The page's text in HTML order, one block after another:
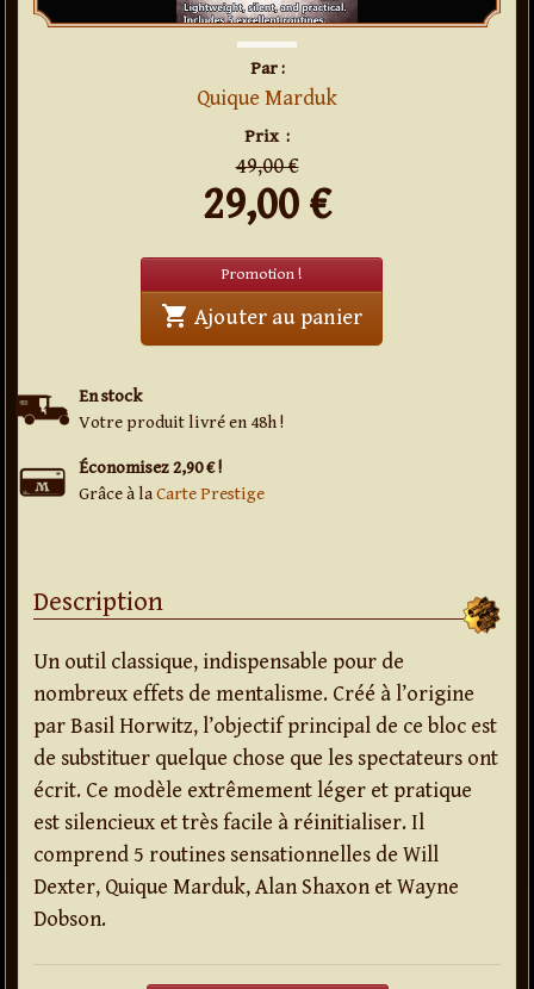
Par :
Quique Marduk
Prix en
:
49,00 €
29,00 €
En stock
Votre produit livré en 48h !
Économisez 2,90 € !
Grâce à laCarte Prestige
Promotion !
shopping_cart Ajouter au panier' . Add A Number
Description
Un outil classique, indispensable pour de
nombreux effets de mentalisme. Créé à l’origine
par Basil Horwitz, l’objectif principal de ce bloc est
de substituer quelque chose que les spectateurs ont
écrit. Ce modèle extrêmement léger et pratique
est silencieux et très facile à réinitialiser. Il
comprend 5 routines sensationnelles de Will
Dexter, Quique Marduk, Alan Shaxon et Wayne
Dobson.